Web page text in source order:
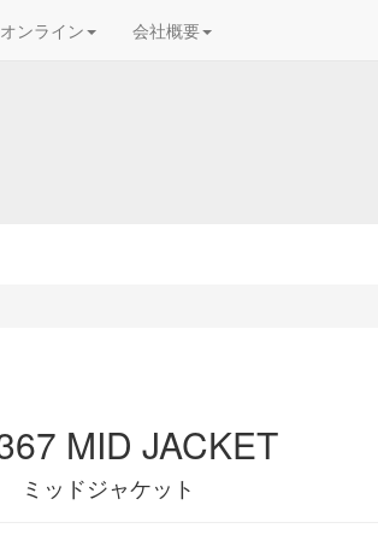
オンライン 会社概要
MID JACKET
ミッドジャケット